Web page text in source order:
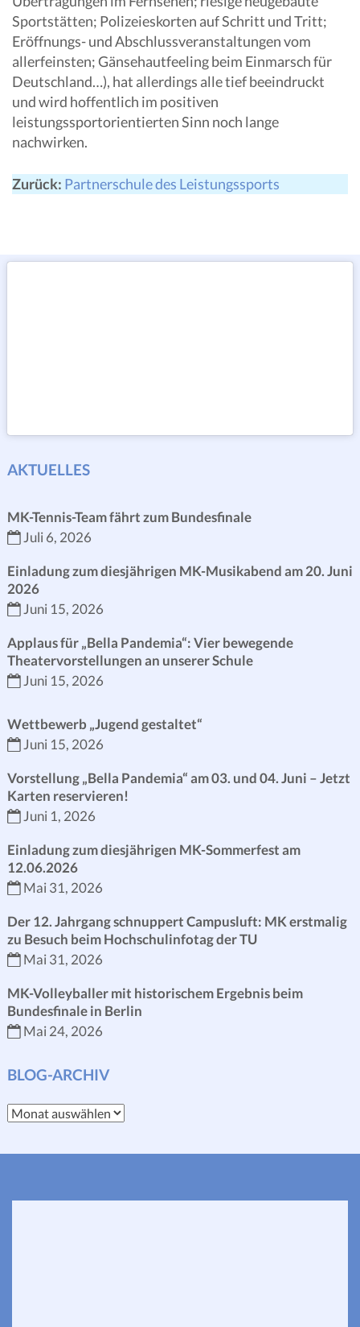
Sportstätten; Polizeieskorten auf Schritt und Tritt;
Eröffnungs- und Abschlussveranstaltungen vom
allerfeinsten; Gänsehautfeeling beim Einmarsch für
Deutschland…), hat allerdings alle tief beeindruckt
und wird hoffentlich im positiven
leistungssportorientierten Sinn noch lange
nachwirken.
Zurück: Partnerschule des Leistungssports
AKTUELLES
MK-Tennis-Team fährt zum Bundesfinale
Juli 6, 2026
Einladung zum diesjährigen MK-Musikabend am 20. Juni
2026
Juni 15, 2026
Applaus für „Bella Pandemia“: Vier bewegende
Theatervorstellungen an unserer Schule
Juni 15, 2026
Wettbewerb „Jugend gestaltet“
Juni 15, 2026
Vorstellung „Bella Pandemia“ am 03. und 04. Juni – Jetzt
Karten reservieren!
Juni 1, 2026
Einladung zum diesjährigen MK-Sommerfest am
12.06.2026
Mai 31, 2026
Der 12. Jahrgang schnuppert Campusluft: MK erstmalig
zu Besuch beim Hochschulinfotag der TU
Mai 31, 2026
MK-Volleyballer mit historischem Ergebnis beim
Bundesfinale in Berlin
Mai 24, 2026
BLOG-ARCHIV
Blog-
Archiv